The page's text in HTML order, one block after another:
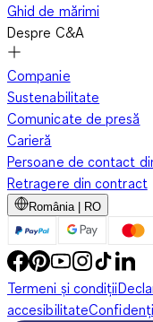
Ghid de mărimi
Despre C&A
Companie
Sustenabilitate
Comunicate de presă
Carieră
Persoane de contact
Retragere din contract
România | RO
Termeni și condiții
accesibilitate